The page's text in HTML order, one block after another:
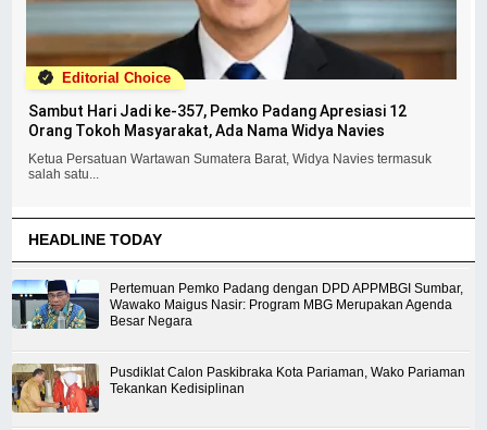
Editorial Choice
Sambut Hari Jadi ke-357, Pemko Padang Apresiasi 12
Orang Tokoh Masyarakat, Ada Nama Widya Navies
Ketua Persatuan Wartawan Sumatera Barat, Widya Navies termasuk
salah satu...
HEADLINE TODAY
Pertemuan Pemko Padang dengan DPD APPMBGI Sumbar,
Wawako Maigus Nasir: Program MBG Merupakan Agenda
Besar Negara
Pusdiklat Calon Paskibraka Kota Pariaman, Wako Pariaman
Tekankan Kedisiplinan